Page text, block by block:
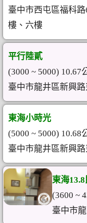
臺中市西屯區福科
樓、六樓
平行陸貳
(3000 ~ 5000) 10.67
臺中市龍井區新興
東海小時光
(5000 ~ 5000) 10.68
臺中市龍井區新興
東海
(3600 ~
臺中市